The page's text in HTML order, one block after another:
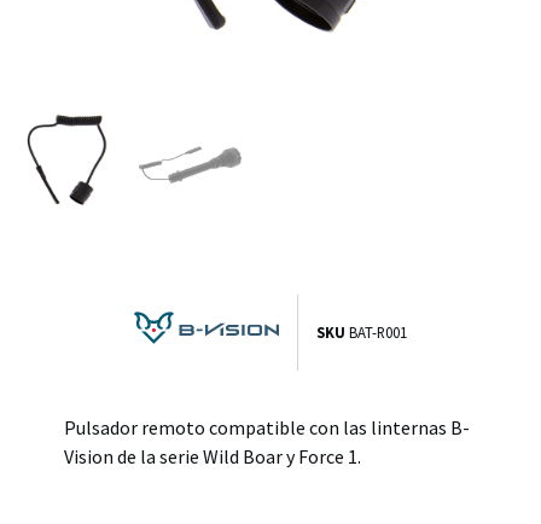
SKU BAT-R001
Pulsador remoto compatible con las linternas B-
Vision de la serie Wild Boar y Force 1.